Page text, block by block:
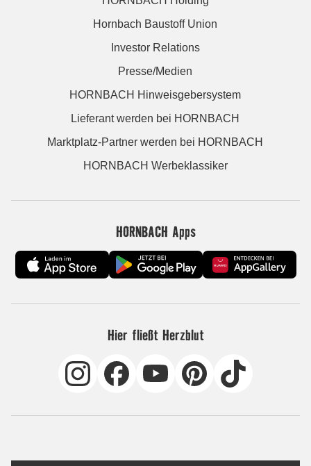
Hornbach Baustoff Union
Investor Relations
Presse/Medien
HORNBACH Hinweisgebersystem
Lieferant werden bei HORNBACH
Marktplatz-Partner werden bei HORNBACH
HORNBACH Werbeklassiker
HORNBACH Apps
Hier fließt Herzblut